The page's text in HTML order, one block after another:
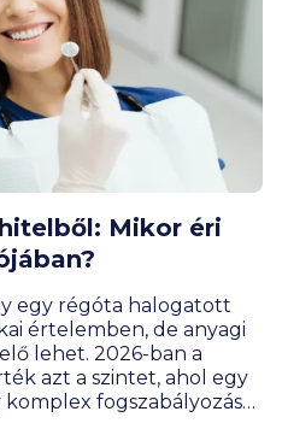
Mikor éri
egy régóta halogatott
értelemben, de anyagi
lehet. 2026-ban a
azt a szintet, ahol egy
fogszabályozás